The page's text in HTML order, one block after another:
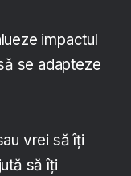
impactul
se adapteze
vrei să îți
să îți